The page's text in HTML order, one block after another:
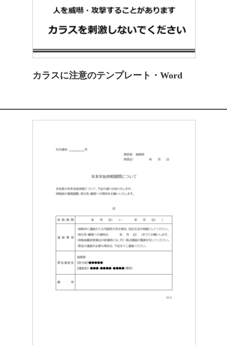
カラスに注意のテンプレート・Word